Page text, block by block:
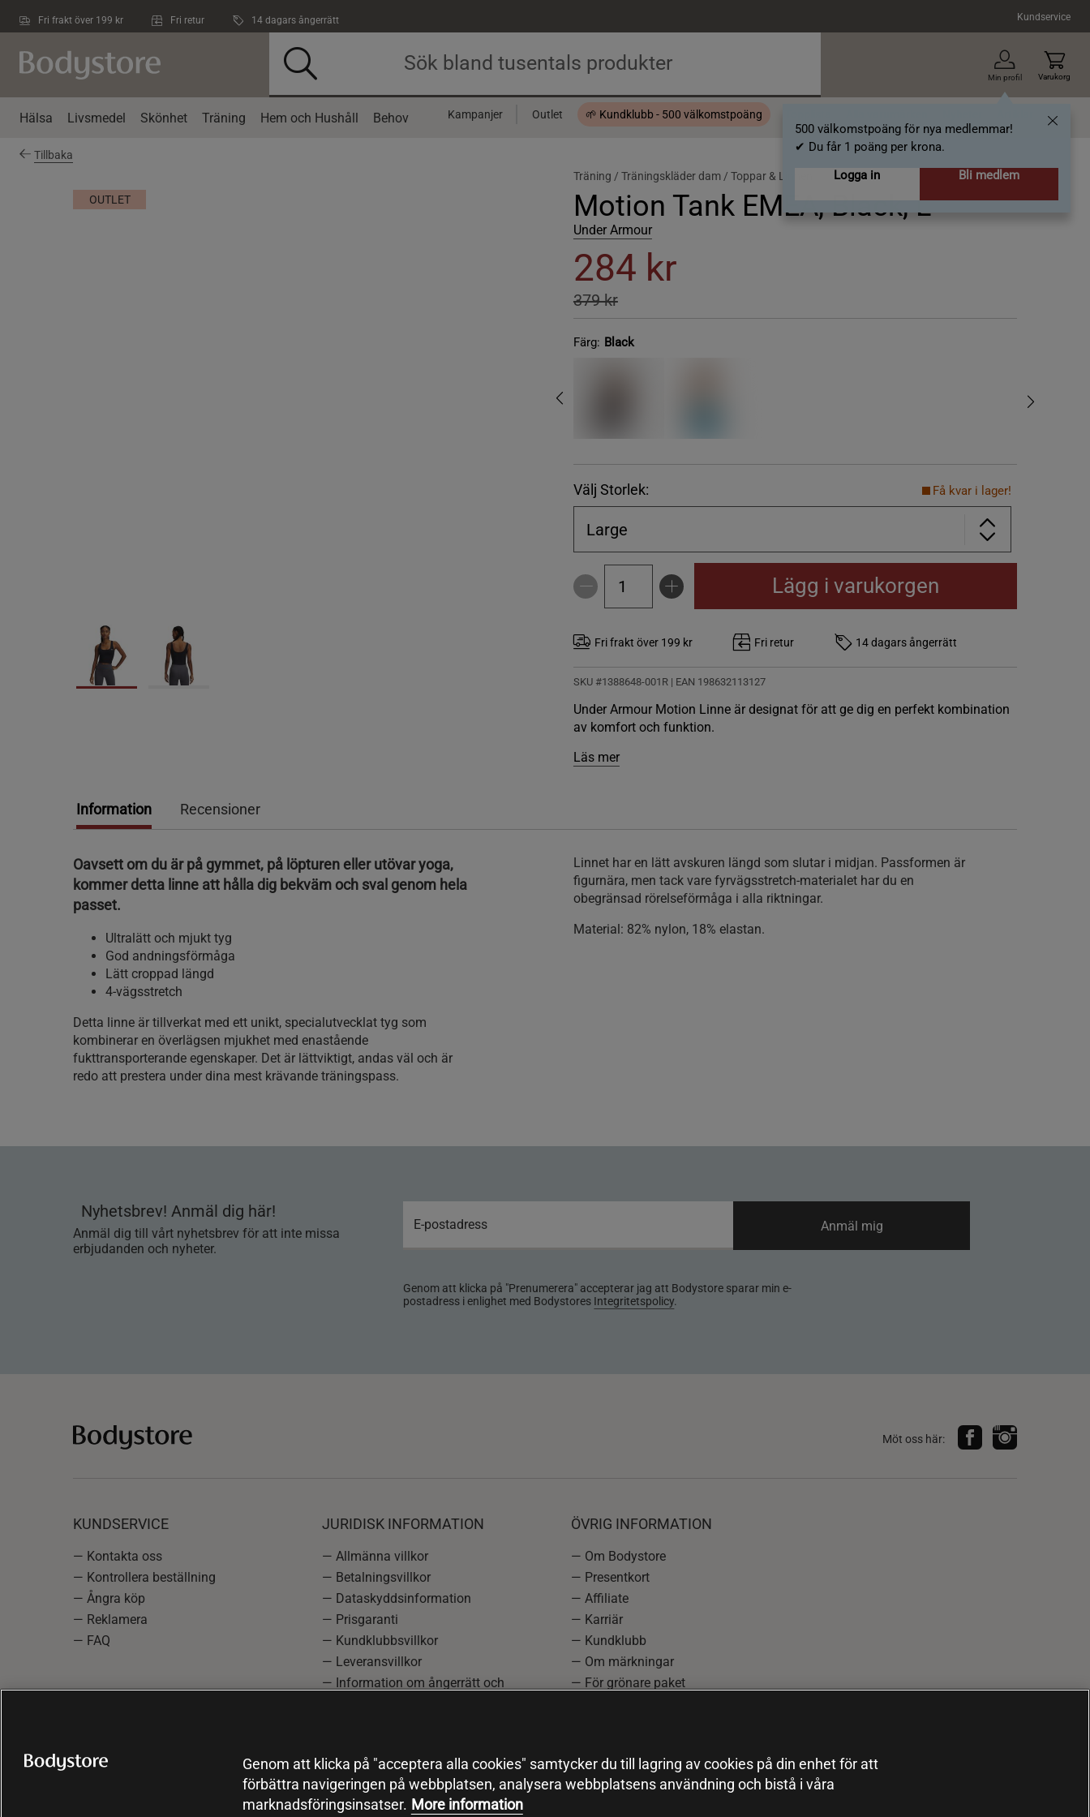
Fri frakt över 199 kr Fri retur 14 dagars ångerrätt Kundservice
Min profil
500 välkomstpoäng för nya medlemmar!
✔ Du får 1 poäng per krona.
Logga in
Bli medlem
Varukorg
Hälsa Livsmedel Skönhet Träning Hem och Hushåll Behov Kampanjer Outlet 🌱 Kundklubb - 500 välkomstpoäng
Tillbaka
OUTLET
Träning / Träningskläder dam / Toppar & Linnen
Motion Tank EMEA, Black, L
Under Armour
284 kr
379 kr
Färg: Black
Välj Storlek: Få kvar i lager!
Large
Lägg i varukorgen
Fri frakt över 199 kr Fri retur 14 dagars ångerrätt
SKU #1388648-001R | EAN 198632113127
Under Armour Motion Linne är designat för att ge dig en perfekt kombination
av komfort och funktion.
Läs mer
Information Recensioner
Oavsett om du är på gymmet, på löpturen eller utövar yoga,
kommer detta linne att hålla dig bekväm och sval genom hela
passet.
Ultralätt och mjukt tyg
God andningsförmåga
Lätt croppad längd
4-vägsstretch
Detta linne är tillverkat med ett unikt, specialutvecklat tyg som
kombinerar en överlägsen mjukhet med enastående
fukttransporterande egenskaper. Det är lättviktigt, andas väl och är
redo att prestera under dina mest krävande träningspass.
Linnet har en lätt avskuren längd som slutar i midjan. Passformen är
figurnära, men tack vare fyrvägsstretch-materialet har du en
obegränsad rörelseförmåga i alla riktningar.
Material: 82% nylon, 18% elastan.
Nyhetsbrev! Anmäl dig här!
Anmäl dig till vårt nyhetsbrev för att inte missa
erbjudanden och nyheter.
Genom att klicka på "Prenumerera" accepterar jag att Bodystore sparar min e-
postadress i enlighet med Bodystores Integritetspolicy.
Anmäl mig
Möt oss här:
KUNDSERVICE
— Kontakta oss
— Kontrollera beställning
— Ångra köp
— Reklamera
— FAQ
JURIDISK INFORMATION
— Allmänna villkor
— Betalningsvillkor
— Dataskyddsinformation
— Prisgaranti
— Kundklubbsvillkor
— Leveransvillkor
— Information om ångerrätt och
ÖVRIG INFORMATION
— Om Bodystore
— Presentkort
— Affiliate
— Karriär
— Kundklubb
— Om märkningar
— För grönare paket
Genom att klicka på "acceptera alla cookies" samtycker du till lagring av cookies på din enhet för att
förbättra navigeringen på webbplatsen, analysera webbplatsens användning och bistå i våra
marknadsföringsinsatser. More information